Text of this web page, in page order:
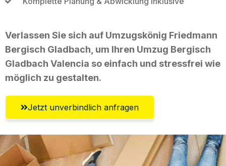
Verlassen Sie sich auf Umzugskönig Friedmann
Bergisch Gladbach, um Ihren Umzug Bergisch
Gladbach Valencia so einfach und stressfrei wie
möglich zu gestalten.
Jetzt unverbindlich anfragen